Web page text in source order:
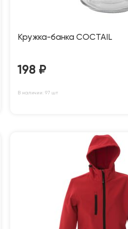
Кружка-банка COCTAIL
198 ₽
В наличии: 97 шт